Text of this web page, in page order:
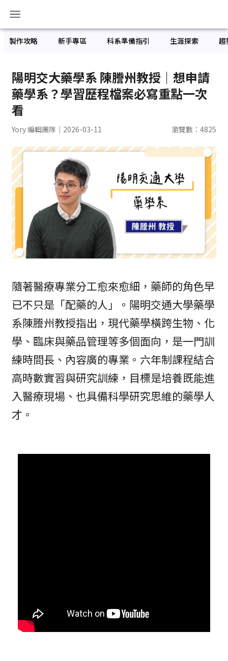
製作攻略 新手專區 科系準備指引 生涯探索 趨
陽明交大藥學系 陳謄州教授｜想申請
藥學系？學習歷程檔案必寫重點一次
看
Yory 編輯團隊 ｜2026-03-11 瀏覽數： 4825
隨著醫療專業分工愈來愈細，藥師的角色早
已不只是「配藥的人」。陽明交通大學藥學
系陳謄州教授指出，現代藥學橫跨生物、化
學、臨床與藥品管理等多個面向，是一門訓
練時間長、內容廣的專業。六年制課程結合
高時數實習與研究訓練，目標是培養既能進
入醫療現場、也具備科學研究思維的藥學人
才。